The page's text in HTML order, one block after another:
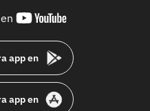
youtube-
app en
app en